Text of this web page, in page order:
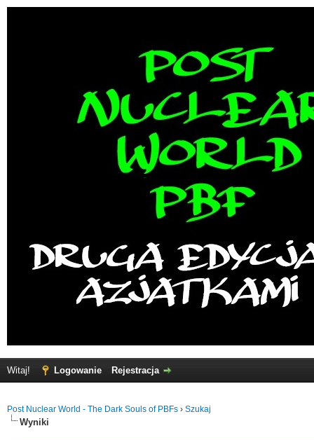
Witaj! Logowanie Rejestracja
Post Nuclear World - The Dark Souls of PBFs › Szukaj
Wyniki